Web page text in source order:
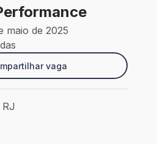
maio de 2025
vaga
de Janeiro - RJ